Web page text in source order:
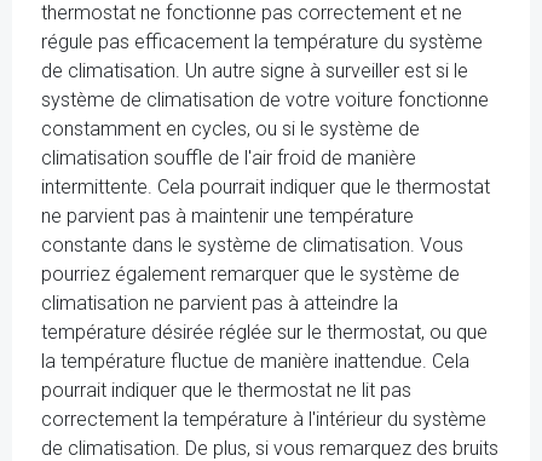
thermostat ne fonctionne pas correctement et ne
régule pas efficacement la température du système
de climatisation. Un autre signe à surveiller est si le
système de climatisation de votre voiture fonctionne
constamment en cycles, ou si le système de
climatisation souffle de l'air froid de manière
intermittente. Cela pourrait indiquer que le thermostat
ne parvient pas à maintenir une température
constante dans le système de climatisation. Vous
pourriez également remarquer que le système de
climatisation ne parvient pas à atteindre la
température désirée réglée sur le thermostat, ou que
la température fluctue de manière inattendue. Cela
pourrait indiquer que le thermostat ne lit pas
correctement la température à l'intérieur du système
de climatisation. De plus, si vous remarquez des bruits